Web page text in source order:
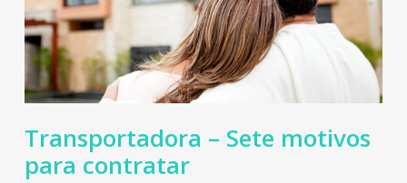
Transportadora – Sete motivos
para contratar